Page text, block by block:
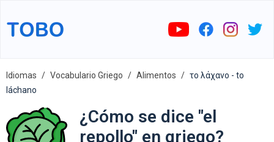
Idiomas Vocabulario Griego Alimentos
το λάχανο - to
láchano
¿Cómo se dice "el
repollo" en griego?